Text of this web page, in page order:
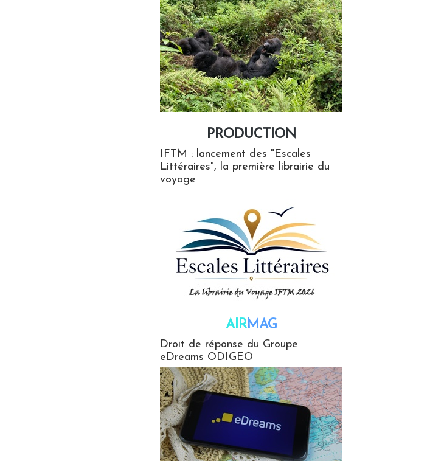
PRODUCTION
IFTM : lancement des "Escales
Littéraires", la première librairie du
voyage
AIRMAG
Droit de réponse du Groupe
eDreams ODIGEO